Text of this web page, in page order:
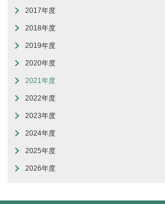
2017年度
2018年度
2019年度
2020年度
2021年度
2022年度
2023年度
2024年度
2025年度
2026年度